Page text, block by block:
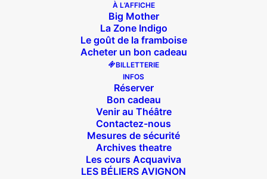
À L’AFFICHE
Big Mother
La Zone Indigo
Le goût de la framboise
Acheter un bon cadeau
BILLETTERIE
INFOS
Réserver
Bon cadeau
Venir au Théâtre
Contactez-nous
Mesures de sécurité
Archives theatre
Les cours Acquaviva
LES BÉLIERS AVIGNON
HEADER-Zone-Indigo-tdbp-2
La Zone Indigo HEADER-Zone-Indigo-tdbp-2